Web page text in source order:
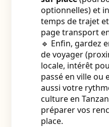
optionnelles) et
temps de trajet
page transport
🔹 Enfin, gardez
de voyager
locale, intérêt
passé en ville ou
aussi votre
culture en
préparer vos
place.